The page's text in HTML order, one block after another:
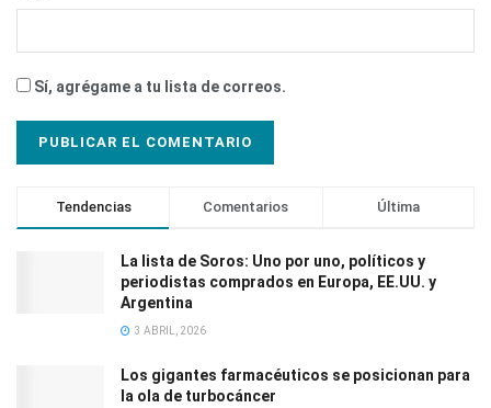
Sí, agrégame a tu lista de correos.
Tendencias Comentarios Última
La lista de Soros: Uno por uno, políticos y
periodistas comprados en Europa, EE.UU. y
Argentina
3 ABRIL, 2026
Los gigantes farmacéuticos se posicionan para
la ola de turbocáncer